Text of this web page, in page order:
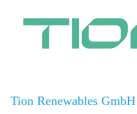
Tion Renewables GmbH